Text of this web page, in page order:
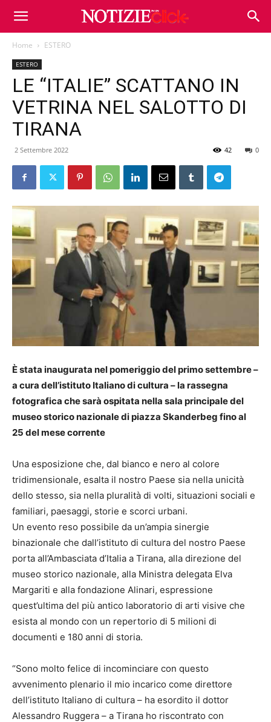
Home ESTERO
ESTERO
LE “ITALIE” SCATTANO IN
VETRINA NEL SALOTTO DI
TIRANA
2 Settembre 2022 0
42
È stata inaugurata nel pomeriggio del primo settembre –
a cura dell’istituto Italiano di cultura – la rassegna
fotografica che sarà ospitata nella sala principale del
museo storico nazionale di piazza Skanderbeg fino al
25 del mese corrente
Una esposizione che, dal bianco e nero al colore
tridimensionale, esalta il nostro Paese sia nella unicità
dello stesso, sia nella pluralità di volti, situazioni sociali e
familiari, paesaggi, storie e scorci urbani.
Un evento reso possibile da un’ampia sinergie
binazionale che dall’istituto di cultura del nostro Paese
porta all’Ambasciata d’Italia a Tirana, alla direzione del
museo storico nazionale, alla Ministra delegata Elva
Margariti e alla fondazione Alinari, espressione
quest’ultima del più antico laboratorio di arti visive che
esista al mondo con un repertorio di 5 milioni di
documenti e 180 anni di storia.
“Sono molto felice di incominciare con questo
avvenimento plenario il mio incarico come direttore
dell’istituto Italiano di cultura – ha esordito il dottor
Alessandro Ruggera – a Tirana ho riscontrato con